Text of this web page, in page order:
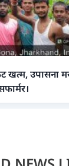
खत्म, उपासना